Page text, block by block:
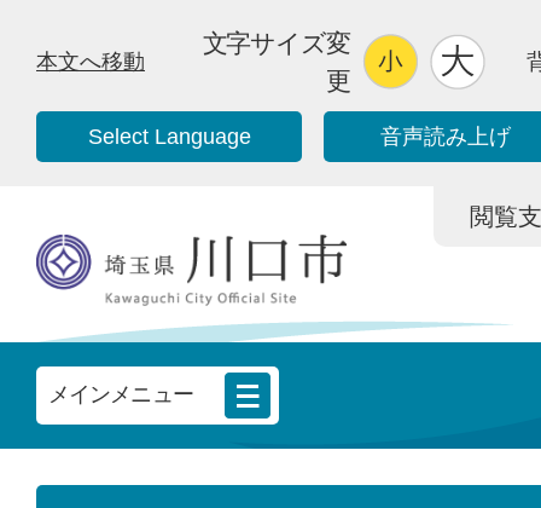
本文へ移動
文字サイズ変
更
Select Language 音声読み上げ
閲覧
メインメニュー